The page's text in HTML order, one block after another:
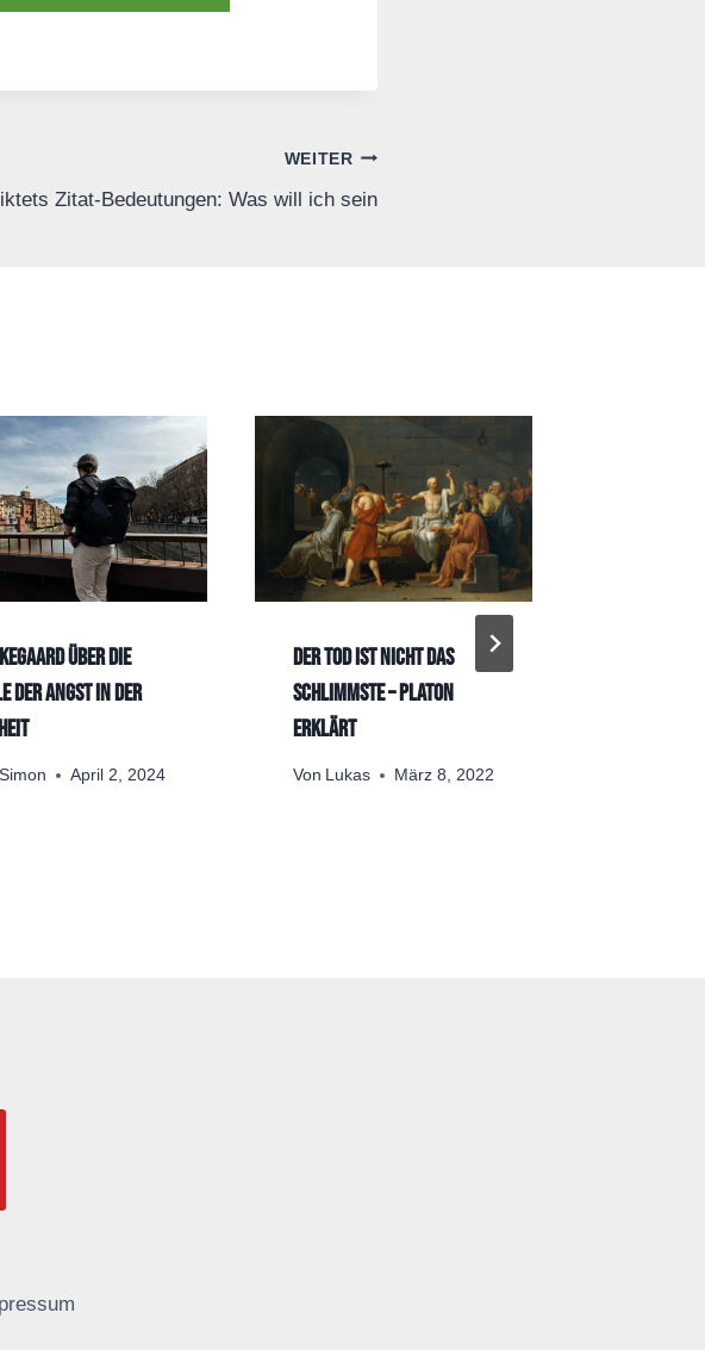
WEITER
Zitat-Bedeutungen: Was will ich sein
über die
der Angst in der
Simon April 2, 2024
Der Tod ist nicht das
Schlimmste – Platon
erklärt
Von Lukas März 8, 2022